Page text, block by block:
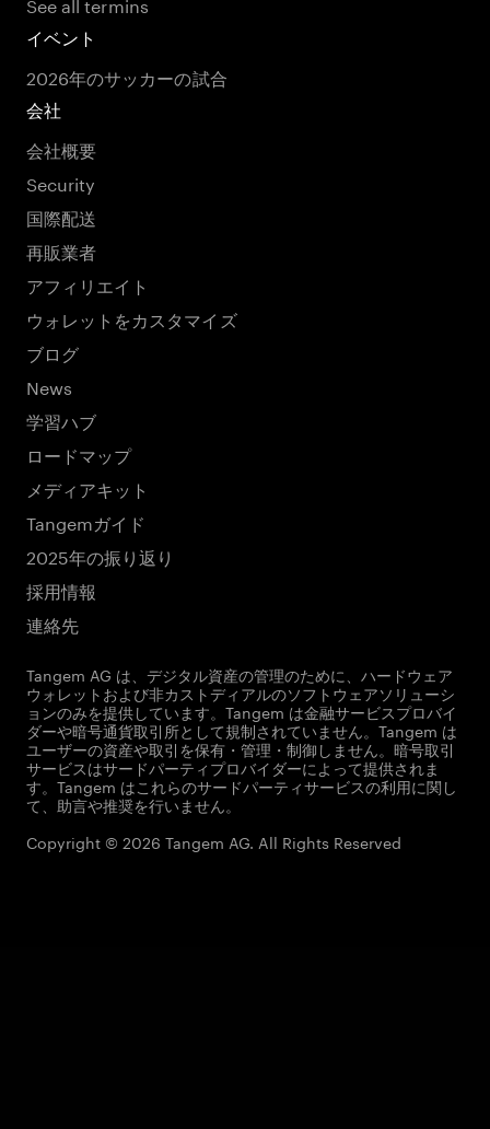
イベント
2026年のサッカーの試合
会社
会社概要
Security
国際配送
再販業者
アフィリエイト
ウォレットをカスタマイズ
ブログ
News
学習ハブ
ロードマップ
メディアキット
Tangemガイド
2025年の振り返り
採用情報
連絡先
Tangem AG は、デジタル資産の管理のために、ハードウェア
ウォレットおよび非カストディアルのソフトウェアソリューシ
ョンのみを提供しています。Tangem は金融サービスプロバイ
ダーや暗号通貨取引所として規制されていません。Tangem は
ユーザーの資産や取引を保有・管理・制御しません。暗号取引
サービスはサードパーティプロバイダーによって提供されま
す。Tangem はこれらのサードパーティサービスの利用に関し
て、助言や推奨を行いません。